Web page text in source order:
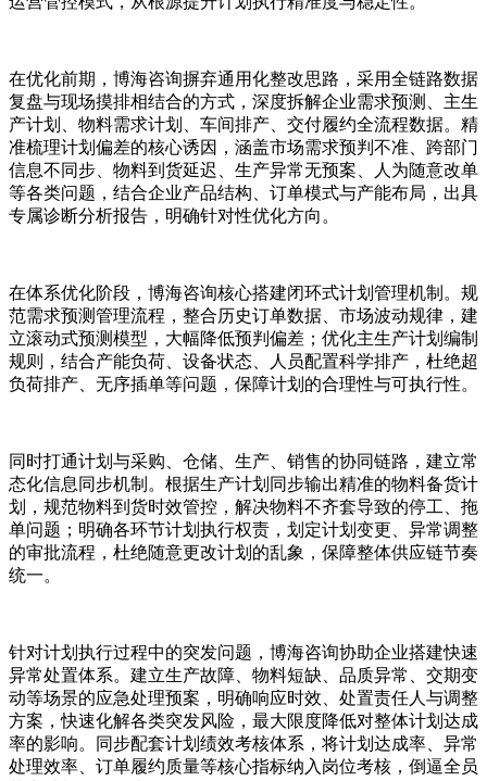
在优化前期，博海咨询摒弃通用化整改思路，采用全链路数据
复盘与现场摸排相结合的方式，深度拆解企业需求预测、主生
产计划、物料需求计划、车间排产、交付履约全流程数据。精
准梳理计划偏差的核心诱因，涵盖市场需求预判不准、跨部门
信息不同步、物料到货延迟、生产异常无预案、人为随意改单
等各类问题，结合企业产品结构、订单模式与产能布局，出具
专属诊断分析报告，明确针对性优化方向。
在体系优化阶段，博海咨询核心搭建闭环式计划管理机制。规
范需求预测管理流程，整合历史订单数据、市场波动规律，建
立滚动式预测模型，大幅降低预判偏差；优化主生产计划编制
规则，结合产能负荷、设备状态、人员配置科学排产，杜绝超
负荷排产、无序插单等问题，保障计划的合理性与可执行性。
同时打通计划与采购、仓储、生产、销售的协同链路，建立常
态化信息同步机制。根据生产计划同步输出精准的物料备货计
划，规范物料到货时效管控，解决物料不齐套导致的停工、拖
单问题；明确各环节计划执行权责，划定计划变更、异常调整
的审批流程，杜绝随意更改计划的乱象，保障整体供应链节奏
统一。
针对计划执行过程中的突发问题，博海咨询协助企业搭建快速
异常处置体系。建立生产故障、物料短缺、品质异常、交期变
动等场景的应急处理预案，明确响应时效、处置责任人与调整
方案，快速化解各类突发风险，最大限度降低对整体计划达成
率的影响。同步配套计划绩效考核体系，将计划达成率、异常
处理效率、订单履约质量等核心指标纳入岗位考核，倒逼全员